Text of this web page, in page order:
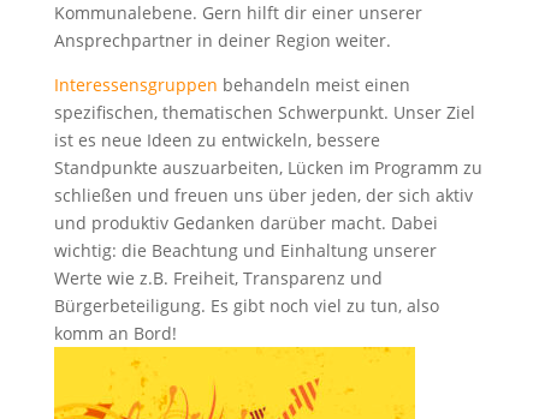
Kommunalebene. Gern hilft dir einer unserer
Ansprechpartner in deiner Region weiter.
Interessensgruppen behandeln meist einen
spezifischen, thematischen Schwerpunkt. Unser Ziel
ist es neue Ideen zu entwickeln, bessere
Standpunkte auszuarbeiten, Lücken im Programm zu
schließen und freuen uns über jeden, der sich aktiv
und produktiv Gedanken darüber macht. Dabei
wichtig: die Beachtung und Einhaltung unserer
Werte wie z.B. Freiheit, Transparenz und
Bürgerbeteiligung. Es gibt noch viel zu tun, also
komm an Bord!